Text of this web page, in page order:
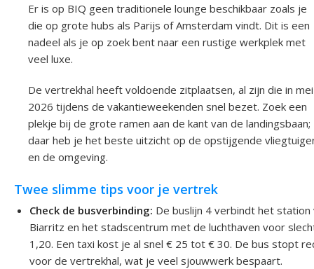
Er is op BIQ geen traditionele lounge beschikbaar zoals je
die op grote hubs als Parijs of Amsterdam vindt. Dit is een
nadeel als je op zoek bent naar een rustige werkplek met
veel luxe.
De vertrekhal heeft voldoende zitplaatsen, al zijn die in mei
2026 tijdens de vakantieweekenden snel bezet. Zoek een
plekje bij de grote ramen aan de kant van de landingsbaan;
daar heb je het beste uitzicht op de opstijgende
en de omgeving.
Twee slimme tips voor je vertrek
Check de busverbinding: De buslijn 4 verbindt het station
Biarritz en het stadscentrum met de luchthaven voor
1,20. Een taxi kost je al snel € 25 tot € 30. De bus stopt
voor de vertrekhal, wat je veel sjouwwerk bespaart.